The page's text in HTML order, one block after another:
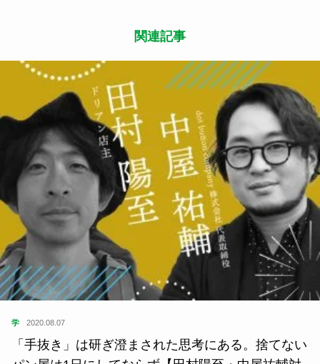
関連記事
学 2020.08.07
「手抜き」は研ぎ澄まされた思考にある。捨てない